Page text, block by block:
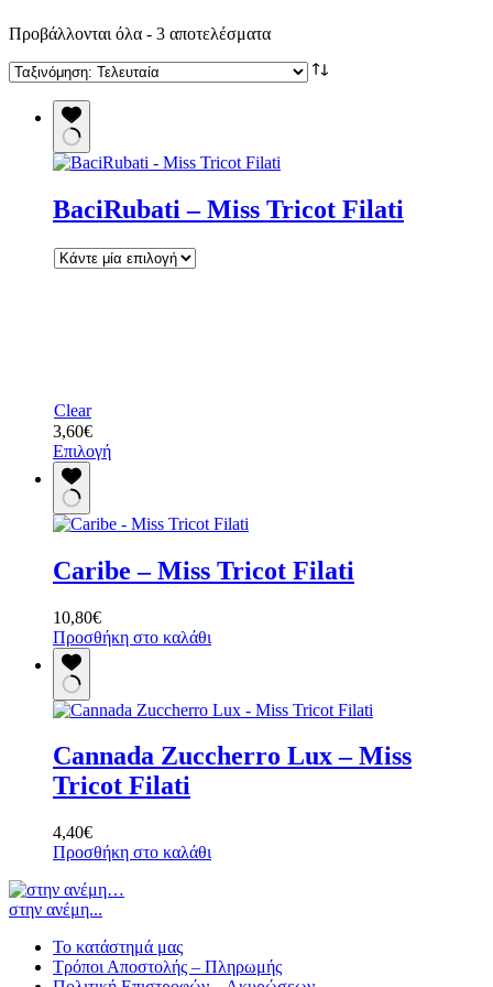
Προβάλλονται όλα - 3 αποτελέσματαSorted
latest
BaciRubati – Miss Tricot Filati
Clear
3,60€
ΕπιλογήΑυτό
πολλαπλές
Οι
επιλογές
επιλεγούν
του
Caribe – Miss Tricot Filati
10,80€
Προσθήκη στο καλάθι
Cannada Zuccherro Lux – Miss
Tricot Filati
4,40€
Προσθήκη στο καλάθι
στην ανέμη...
Το κατάστημά μας
Τρόποι Αποστολής – Πληρωμής